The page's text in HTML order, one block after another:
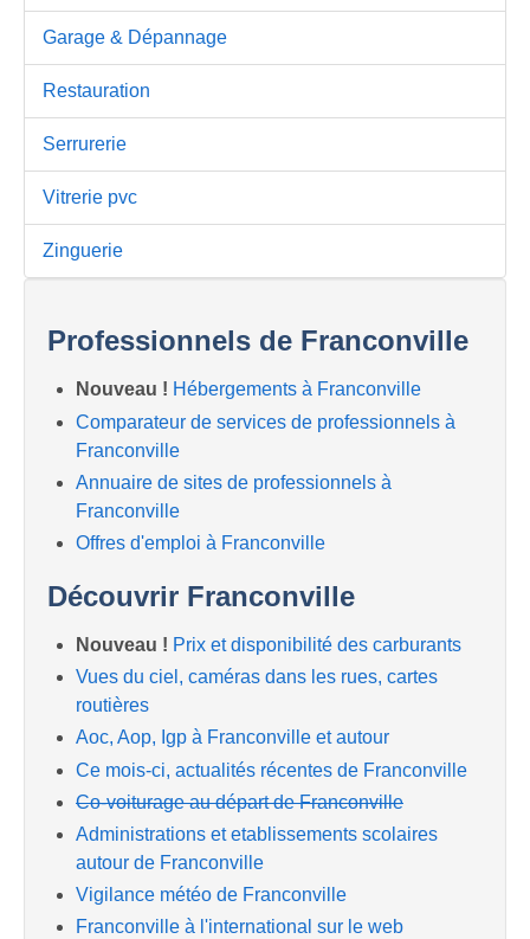
Garage & Dépannage
Restauration
Serrurerie
Vitrerie pvc
Zinguerie
Professionnels de Franconville
Nouveau ! Hébergements à Franconville
Comparateur de services de professionnels à
Franconville
Annuaire de sites de professionnels à
Franconville
Offres d'emploi à Franconville
Découvrir Franconville
Nouveau ! Prix et disponibilité des carburants
Vues du ciel, caméras dans les rues, cartes
routières
Aoc, Aop, Igp à Franconville et autour
Ce mois-ci, actualités récentes de Franconville
Co-voiturage au départ de Franconville
Administrations et etablissements scolaires
autour de Franconville
Vigilance météo de Franconville
Franconville à l'international sur le web